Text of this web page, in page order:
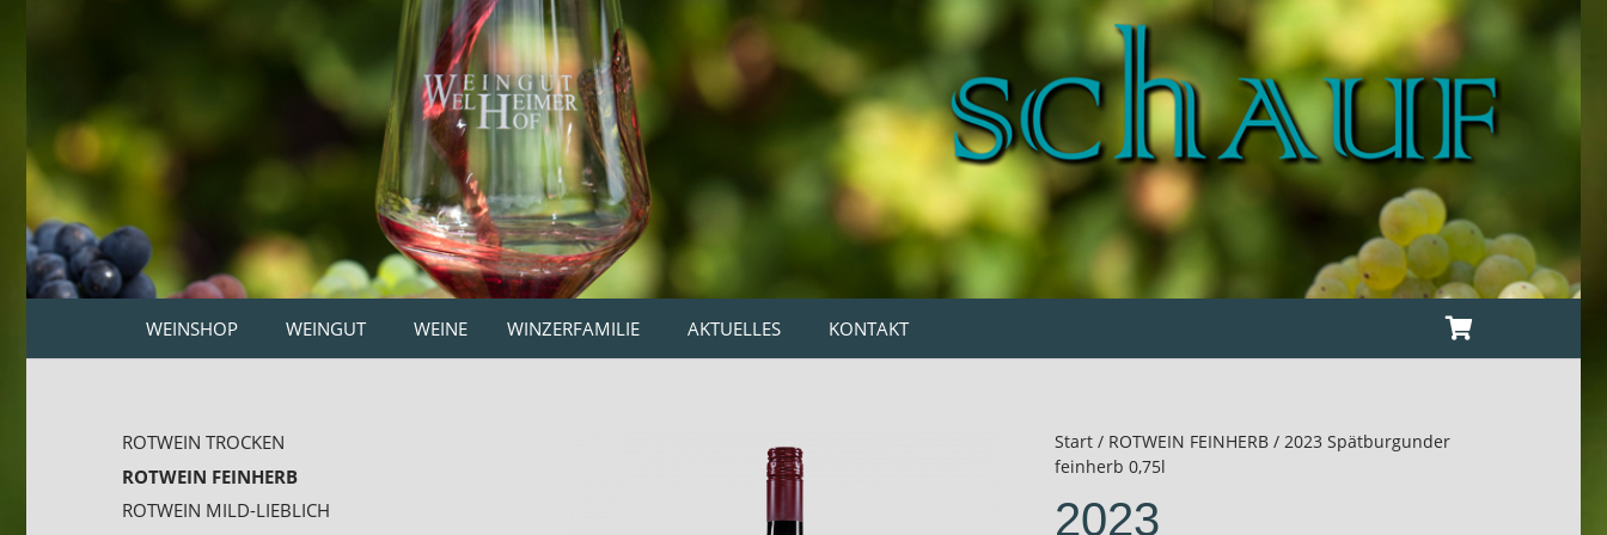
WEINSHOP WEINGUT WEINE WINZERFAMILIE AKTUELLES KONTAKT
Start / ROTWEIN FEINHERB / 2023 Spätburgunder
feinherb 0,75l
2023
ROTWEIN TROCKEN
ROTWEIN FEINHERB
ROTWEIN MILD-LIEBLICH